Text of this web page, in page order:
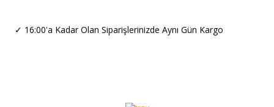
✓ 16:00'a Kadar Olan Siparişlerinizde Aynı Gün Kargo